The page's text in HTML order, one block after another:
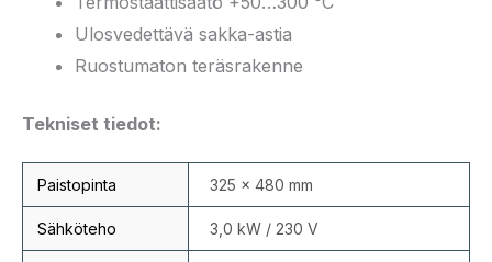
Ulosvedettävä sakka-astia
Ruostumaton teräsrakenne
Tekniset tiedot:
Paistopinta 325 × 480 mm
Sähköteho 3,0 kW / 230 V